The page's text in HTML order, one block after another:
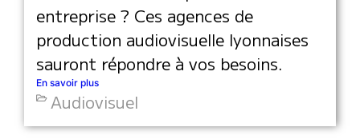
entreprise ? Ces agences de
production audiovisuelle lyonnaises
sauront répondre à vos besoins.
En savoir plus
Audiovisuel